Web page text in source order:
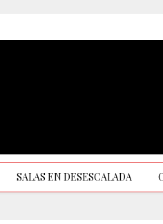
SALAS EN DESESCALADA